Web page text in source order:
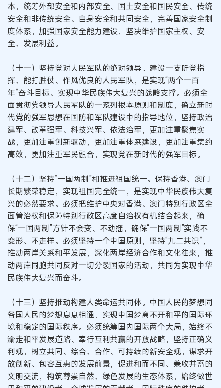
本，统筹外部安全和内部安全、国土安全和国民安全、传统
安全和非传统安全、自身安全和共同安全，完善国家安全制
度体系，加强国家安全能力建设，坚决维护国家主权、安
全、发展利益。
（十一）坚持党对人民军队的绝对领导。建设一支听党指
挥、能打胜仗、作风优良的人民军队，是实现“两个一百
年”奋斗目标、实现中华民族伟大复兴的战略支撑。必须全
面贯彻党领导人民军队的一系列根本原则和制度，确立新时
代党的强军思想在国防和军队建设中的指导地位，坚持政治
建军、改革强军、科技兴军、依法治军，更加注重聚焦实
战，更加注重创新驱动，更加注重体系建设，更加注重集约
高效，更加注重军民融合，实现党在新时代的强军目标。
（十二）坚持“一国两制”和推进祖国统一。保持香港、澳门
长期繁荣稳定，实现祖国完全统一，是实现中华民族伟大复
兴的必然要求。必须把维护中央对香港、澳门特别行政区全
面管治权和保障特别行政区高度自治权有机结合起来，确
保“一国两制”方针不会变、不动摇，确保“一国两制”实践不
变形、不走样。必须坚持一个中国原则，坚持“九二共识”，
推动两岸关系和平发展，深化两岸经济合作和文化往来，推
动两岸同胞共同反对一切分裂国家的活动，共同为实现中华
民族伟大复兴而奋斗。
（十三）坚持推动构建人类命运共同体。中国人民的梦想同
各国人民的梦想息息相通，实现中国梦离不开和平的国际环
境和稳定的国际秩序。必须统筹国内国际两个大局，始终不
渝走和平发展道路、奉行互利共赢的开放战略，坚持正确义
利观，树立共同、综合、合作、可持续的新安全观，谋求开
放创新、包容互惠的发展前景，促进和而不同、兼收并蓄的
文明交流，构筑尊崇自然、绿色发展的生态体系，始终做世